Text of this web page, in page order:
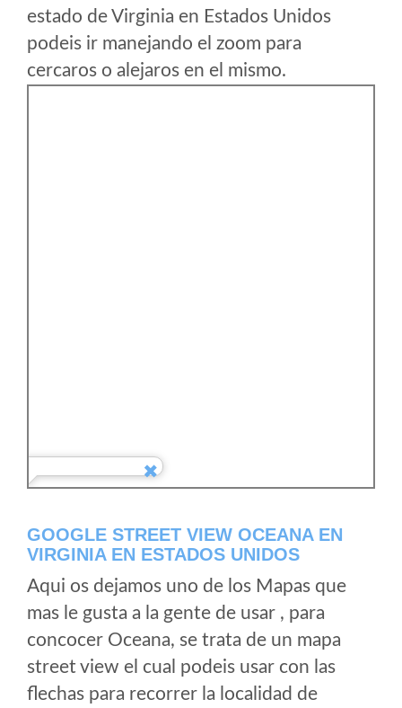
estado de Virginia en Estados Unidos
podeis ir manejando el zoom para
cercaros o alejaros en el mismo.
GOOGLE STREET VIEW OCEANA EN
VIRGINIA EN ESTADOS UNIDOS
Aqui os dejamos uno de los Mapas que
mas le gusta a la gente de usar , para
concocer Oceana, se trata de un mapa
street view el cual podeis usar con las
flechas para recorrer la localidad de